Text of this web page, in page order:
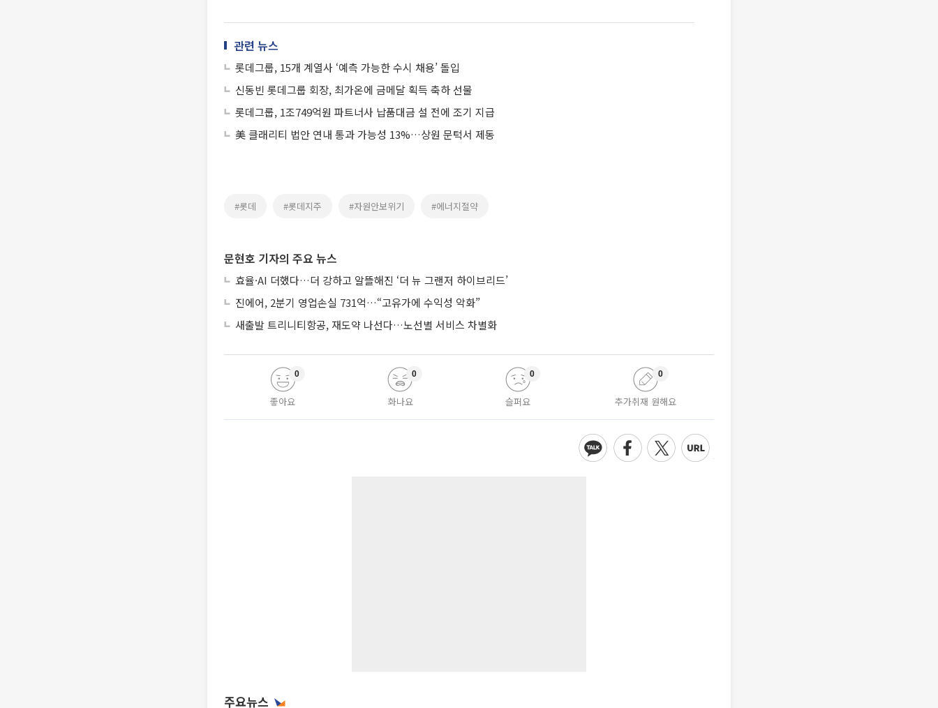
관련 뉴스
롯데그룹, 15개 계열사 ‘예측 가능한 수시 채용’ 돌입
신동빈 롯데그룹 회장, 최가온에 금메달 획득 축하 선물
롯데그룹, 1조749억원 파트너사 납품대금 설 전에 조기 지급
美 클래리티 법안 연내 통과 가능성 13%…상원 문턱서 제동
#롯데 #롯데지주 #자원안보위기 #에너지절약
문현호 기자의 주요 뉴스
효율·AI 더했다…더 강하고 알뜰해진 ‘더 뉴 그랜저 하이브리드’
진에어, 2분기 영업손실 731억…“고유가에 수익성 악화”
새출발 트리니티항공, 재도약 나선다…노선별 서비스 차별화
좋아요
0
화나요
0
슬퍼요
0
추가취재 원해요
0
주요뉴스